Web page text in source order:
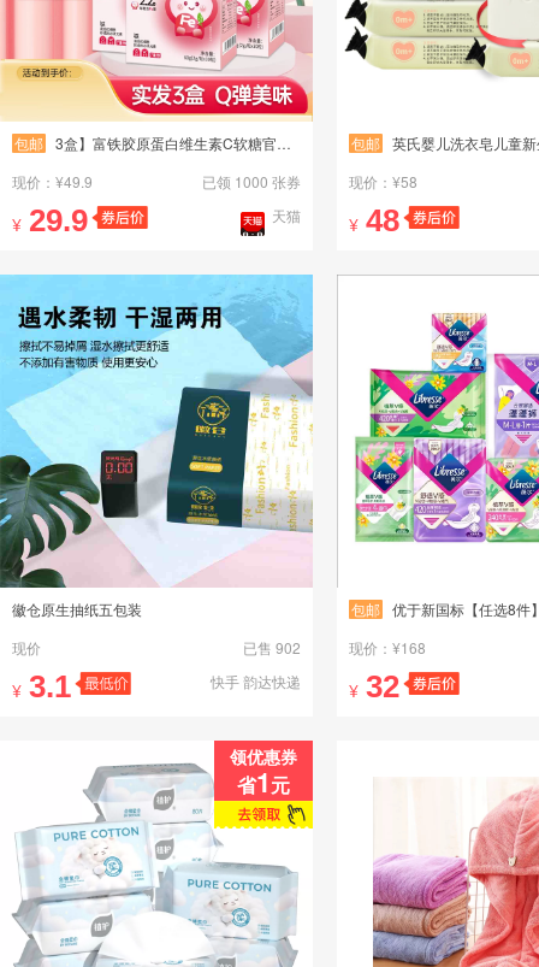
包邮 3盒】富铁胶原蛋白维生素C软糖官方旗舰店
现价：¥49.9
已领 1000 张券
¥ 29.9 天猫
包邮 英氏婴儿洗衣皂儿童新生宝宝专用抑菌肥
现价：¥58
¥ 48
徽仓原生抽纸五包装
现价
已售 902
¥ 3.1 快手 韵达快递
包邮 优于新国标【任选8件】薇尔防漏护垫卫
现价：¥168
¥ 32
领优惠券
省1元